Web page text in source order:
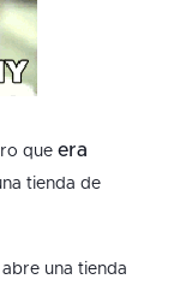
que era
tienda de
una tienda